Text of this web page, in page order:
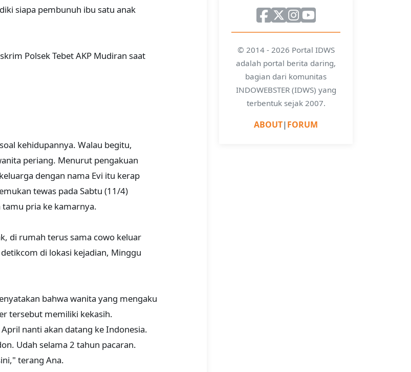
siapa pembunuh ibu satu anak
Polsek Tebet AKP Mudiran saat
kehidupannya. Walau begitu,
periang. Menurut pengakuan
dengan nama Evi itu kerap
tewas pada Sabtu (11/4)
pria ke kamarnya.
di rumah terus sama cowo keluar
di lokasi kejadian, Minggu
bahwa wanita yang mengaku
tersebut memiliki kekasih.
nanti akan datang ke Indonesia.
Udah selama 2 tahun pacaran.
terang Ana.
© 2014 - 2026 Portal IDWS
adalah portal berita daring,
bagian dari komunitas
INDOWEBSTER (IDWS) yang
terbentuk sejak 2007.
ABOUT|FORUM